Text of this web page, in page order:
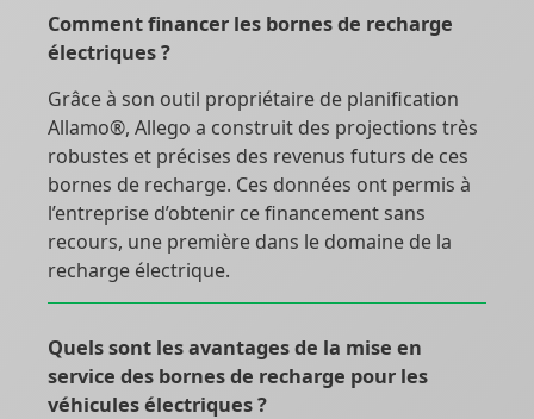
Comment financer les bornes de recharge
électriques ?
Grâce à son outil propriétaire de planification
Allamo®, Allego a construit des projections très
robustes et précises des revenus futurs de ces
bornes de recharge. Ces données ont permis à
l’entreprise d’obtenir ce financement sans
recours, une première dans le domaine de la
recharge électrique.
Quels sont les avantages de la mise en
service des bornes de recharge pour les
véhicules électriques ?